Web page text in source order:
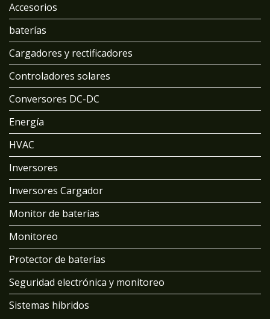
Accesorios
baterías
Cargadores y rectificadores
Controladores solares
Conversores DC-DC
Energía
HVAC
Inversores
Inversores Cargador
Monitor de baterías
Monitoreo
Protector de baterías
Seguridad electrónica y monitoreo
Sistemas hibridos